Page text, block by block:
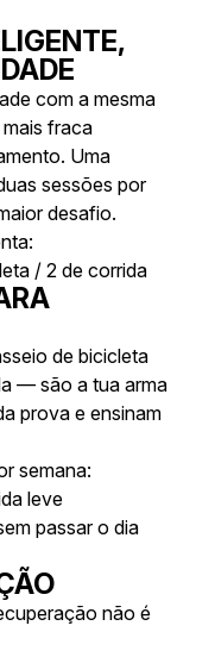
com a mesma
fraca
Uma
sessões por
desafio.
/ 2 de corrida
de bicicleta
— são a tua arma
prova e ensinam
semana:
leve
passar o dia
não é